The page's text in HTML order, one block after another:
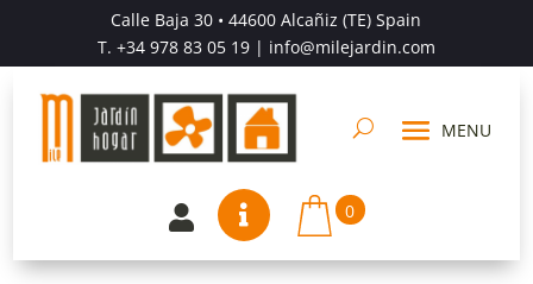
Calle Baja 30 • 44600 Alcañiz (TE) Spain
T. +34 978 83 05 19| info@milejardin.com
  0